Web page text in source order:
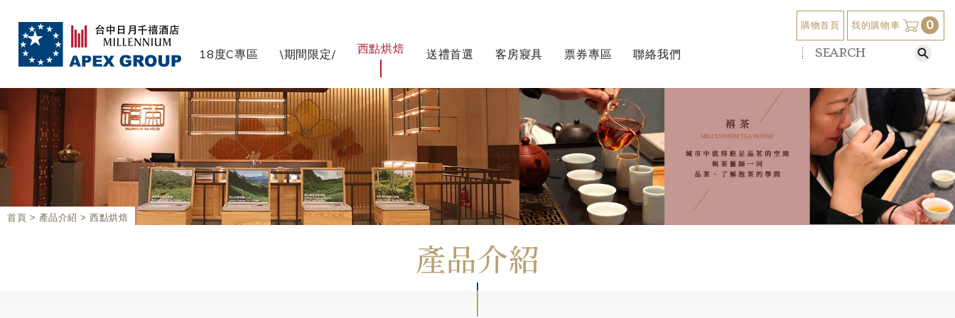
購物首頁 我的購物車 0
18度C專區 \期間限定/ 西點烘焙 送禮首選 客房寢具 票券專區 聯絡我們
產品介紹
首頁 產品介紹 西點烘焙